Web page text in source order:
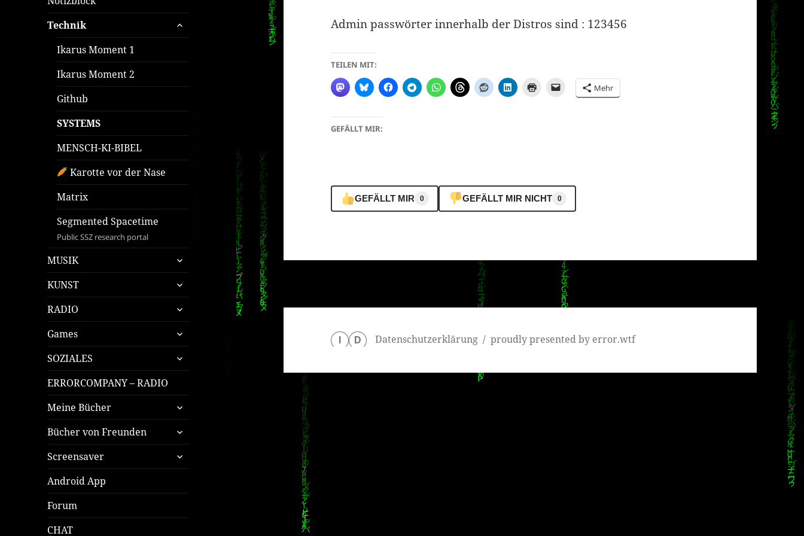
Technik
untermenü
öffnen
Ikarus Moment 1
Ikarus Moment 2
Github
SYSTEMS
MENSCH-KI-BIBEL
Karotte vor der Nase
Matrix
Segmented Spacetime
Public SSZ research portal
MUSIK
untermenü
öffnen
KUNST
untermenü
öffnen
RADIO
untermenü
öffnen
Games
untermenü
öffnen
SOZIALES
untermenü
öffnen
ERRORCOMPANY – RADIO
Meine Bücher
untermenü
öffnen
Bücher von Freunden
untermenü
öffnen
Screensaver
untermenü
öffnen
Android App
Forum
CHAT
Admin passwörter innerhalb der Distros sind : 123456
TEILEN MIT:
Mehr
GEFÄLLT MIR:
GEFÄLLT MIR 0 GEFÄLLT MIR NICHT 0
D Datenschutzerklärung proudly presented by error.wtf